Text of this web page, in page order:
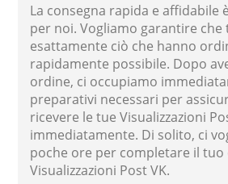
La consegna rapida e affidabile
per noi. Vogliamo garantire
esattamente ciò che hanno
rapidamente possibile. Dopo
ordine, ci occupiamo
preparativi necessari per
ricevere le tue Visualizzazioni
immediatamente. Di solito, ci
poche ore per completare il tuo
Visualizzazioni Post VK.